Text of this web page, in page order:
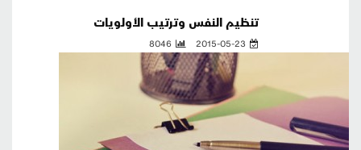
تنظيم النفس وترتيب الأولويات
2015-05-23
8046